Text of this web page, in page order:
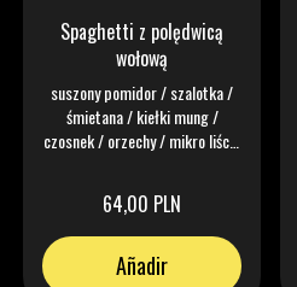
Spaghetti z polędwicą
wołową
suszony pomidor / szalotka /
śmietana / kiełki mung /
czosnek / orzechy / mikro liście
64,00 PLN
Añadir